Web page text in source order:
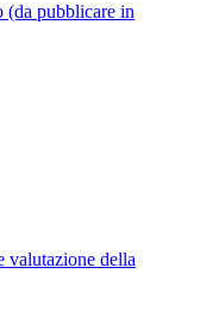
(da pubblicare in
valutazione della